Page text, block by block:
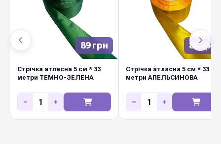
89 грн
Стрічка атласна 5 см * 33
метри ТЕМНО-ЗЕЛЕНА
− +
89 грн
Стрічка атласна 5 см * 33
метри АПЕЛЬСИНОВА
− +